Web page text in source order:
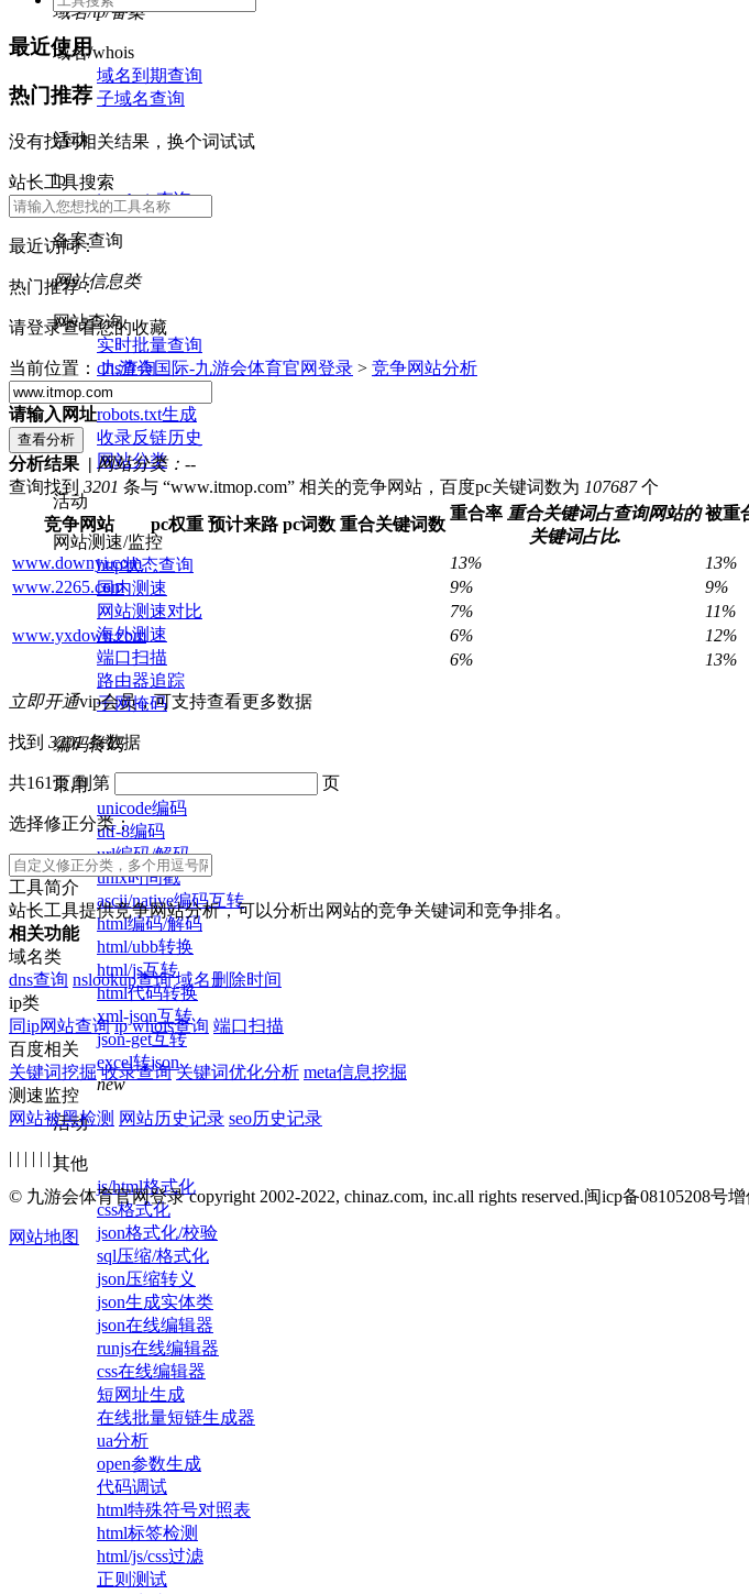
域名/ip/备案
域名/whois
域名到期查询
子域名查询
活动
ip
ip whois查询
备案查询
网站信息类
网站查询
实时批量查询
dns查询
nslookup查询
robots.txt生成
收录反链历史
网站分类
活动
网站测速/监控
http状态查询
国内测速
网站测速对比
海外测速
端口扫描
路由器追踪
子网掩码
编码转码
常用
unicode编码
utf-8编码
url编码/解码
unix时间戳
ascii/native编码互转
html编码/解码
html/ubb转换
html/js互转
html代码转换
xml-json互转
json-get互转
excel转json
new
活动
其他
js/html格式化
css格式化
json格式化/校验
sql压缩/格式化
json压缩转义
json生成实体类
json在线编辑器
runjs在线编辑器
css在线编辑器
短网址生成
在线批量短链生成器
ua分析
open参数生成
代码调试
html特殊符号对照表
html标签检测
html/js/css过滤
正则测试
最近使用
热门推荐
没有找到相关结果，换个词试试
站长工具搜索
最近访问：
热门推荐：
请登录查看您的收藏
当前位置：九游会国际-九游会体育官网登录 > 竞争网站分析
请输入网址
分析结果 | 网站分类： --
查询找到 3201 条与 “www.itmop.com” 相关的竞争网站，百度pc关键词数为 107687个
竞争网站
pc权重 预计来路 pc词数 重合关键词数
重合率 重合关键词占查询网站的
关键词占比.
被重
www.downyi.com
13%
13%
www.2265.com
9%
9%
7%
11%
www.yxdown.com
6%
12%
6%
13%
立即开通vip会员，可支持查看更多数据
找到 3201条数据
共161页,到第 页
选择修正分类：
工具简介
站长工具提供竞争网站分析，可以分析出网站的竞争关键词和竞争排名。
相关功能
域名类
dns查询 nslookup查询 域名删除时间
ip类
同ip网站查询 ip whois查询 端口扫描
百度相关
关键词挖掘 收录查询 关键词优化分析 meta信息挖掘
测速监控
网站被黑检测 网站历史记录 seo历史记录
| | | | | | |
© 九游会体育官网登录 copyright 2002-2022, chinaz.com, inc.all rights reserved.闽icp备08105208号增
网站地图